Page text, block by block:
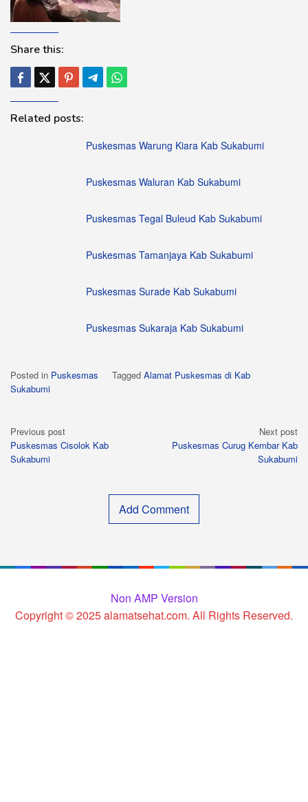
Share this:
Related posts:
Puskesmas Warung Kiara Kab Sukabumi
Puskesmas Waluran Kab Sukabumi
Puskesmas Tegal Buleud Kab Sukabumi
Puskesmas Tamanjaya Kab Sukabumi
Puskesmas Surade Kab Sukabumi
Puskesmas Sukaraja Kab Sukabumi
Posted in Puskesmas Tagged Alamat Puskesmas di Kab
Sukabumi
Post
navigation
Previous post
Puskesmas Cisolok Kab
Sukabumi
Next post
Puskesmas Curug Kembar Kab
Sukabumi
Add Comment
Non AMP Version
Copyright © 2025 alamatsehat.com. All Rights Reserved.